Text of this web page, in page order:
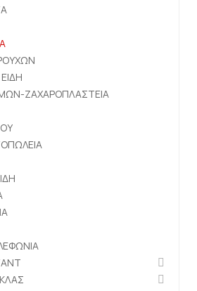
ΖΑΧΑΡΟΠΛΑΣΤΕΙΑ